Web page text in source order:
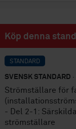
Köp denna
STANDARD
SVENSK STANDARD
Strömställare för
- Del 2-1:
strömställare